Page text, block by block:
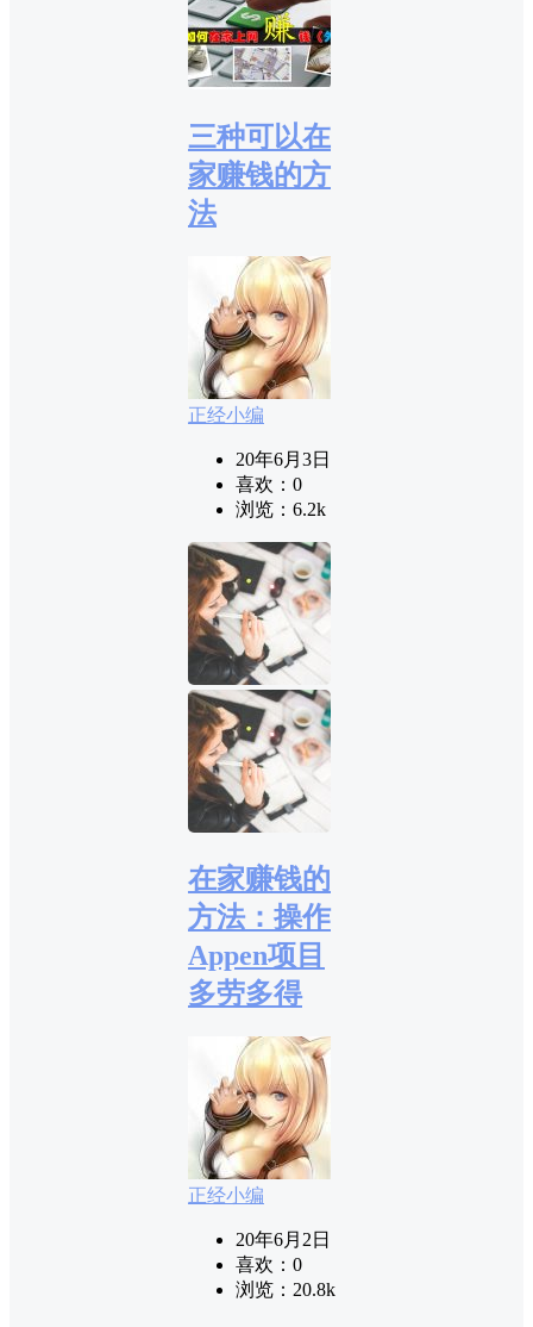
三种可以在
家赚钱的方
法
正经小编
20年6月3日
喜欢： 0
浏览： 6.2k
在家赚钱的
方法：操作
Appen项目
多劳多得
正经小编
20年6月2日
喜欢： 0
浏览： 20.8k